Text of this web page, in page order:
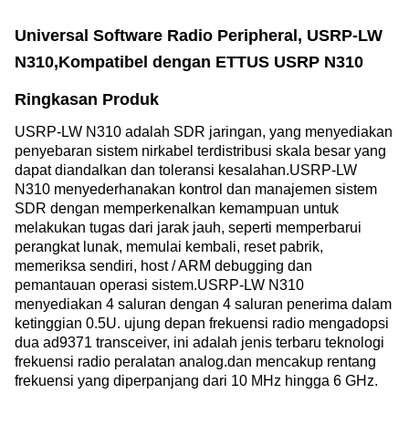
Universal Software Radio Peripheral, USRP-LW
N310,Kompatibel dengan ETTUS USRP N310
Ringkasan Produk
USRP-LW N310 adalah SDR jaringan, yang menyediakan
penyebaran sistem nirkabel terdistribusi skala besar yang
dapat diandalkan dan toleransi kesalahan.USRP-LW
N310 menyederhanakan kontrol dan manajemen sistem
SDR dengan memperkenalkan kemampuan untuk
melakukan tugas dari jarak jauh, seperti memperbarui
perangkat lunak, memulai kembali, reset pabrik,
memeriksa sendiri, host / ARM debugging dan
pemantauan operasi sistem.USRP-LW N310
menyediakan 4 saluran dengan 4 saluran penerima dalam
ketinggian 0.5U. ujung depan frekuensi radio mengadopsi
dua ad9371 transceiver, ini adalah jenis terbaru teknologi
frekuensi radio peralatan analog.dan mencakup rentang
frekuensi yang diperpanjang dari 10 MHz hingga 6 GHz.